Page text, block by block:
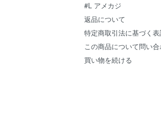
#L アメカジ
返品について
特定商取引法に基づく
この商品について問い合
買い物を続ける